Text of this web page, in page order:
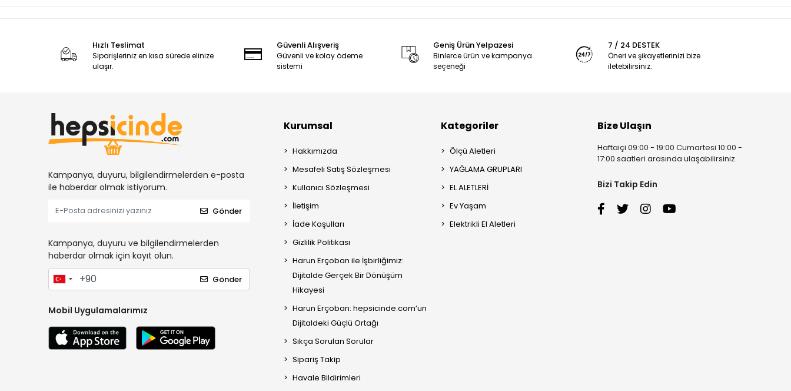
Hızlı Teslimat
Siparişleriniz en kısa sürede elinize
ulaşır.
Güvenli Alışveriş
Güvenli ve kolay ödeme
sistemi
Geniş Ürün Yelpazesi
Binlerce ürün ve kampanya
seçeneği
7 / 24 DESTEK
Öneri ve şikayetlerinizi bize
iletebilirsiniz.
Kampanya, duyuru, bilgilendirmelerden e-posta
ile haberdar olmak istiyorum.
Gönder
Kampanya, duyuru ve bilgilendirmelerden
haberdar olmak için kayıt olun.
Gönder
Mobil Uygulamalarımız
Kurumsal
Hakkımızda
Mesafeli Satış Sözleşmesi
Kullanıcı Sözleşmesi
İletişim
İade Koşulları
Gizlilik Politikası
Harun Erçoban ile İşbirliğimiz:
Dijitalde Gerçek Bir Dönüşüm
Hikayesi
Harun Erçoban: hepsicinde.com’un
Dijitaldeki Güçlü Ortağı
Sıkça Sorulan Sorular
Sipariş Takip
Havale Bildirimleri
Kategoriler
Ölçü Aletleri
YAĞLAMA GRUPLARI
EL ALETLERİ
Ev Yaşam
Elektrikli El Aletleri
Bize Ulaşın
Haftaiçi 09:00 - 19:00 Cumartesi 10:00 -
17:00 saatleri arasında ulaşabilirsiniz.
Bizi Takip Edin